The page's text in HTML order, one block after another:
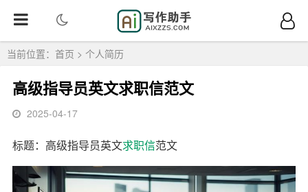
当前位置： 首页 > 个人简历
高级指导员英文求职信范文
2025-04-17
标题：高级指导员英文求职信范文